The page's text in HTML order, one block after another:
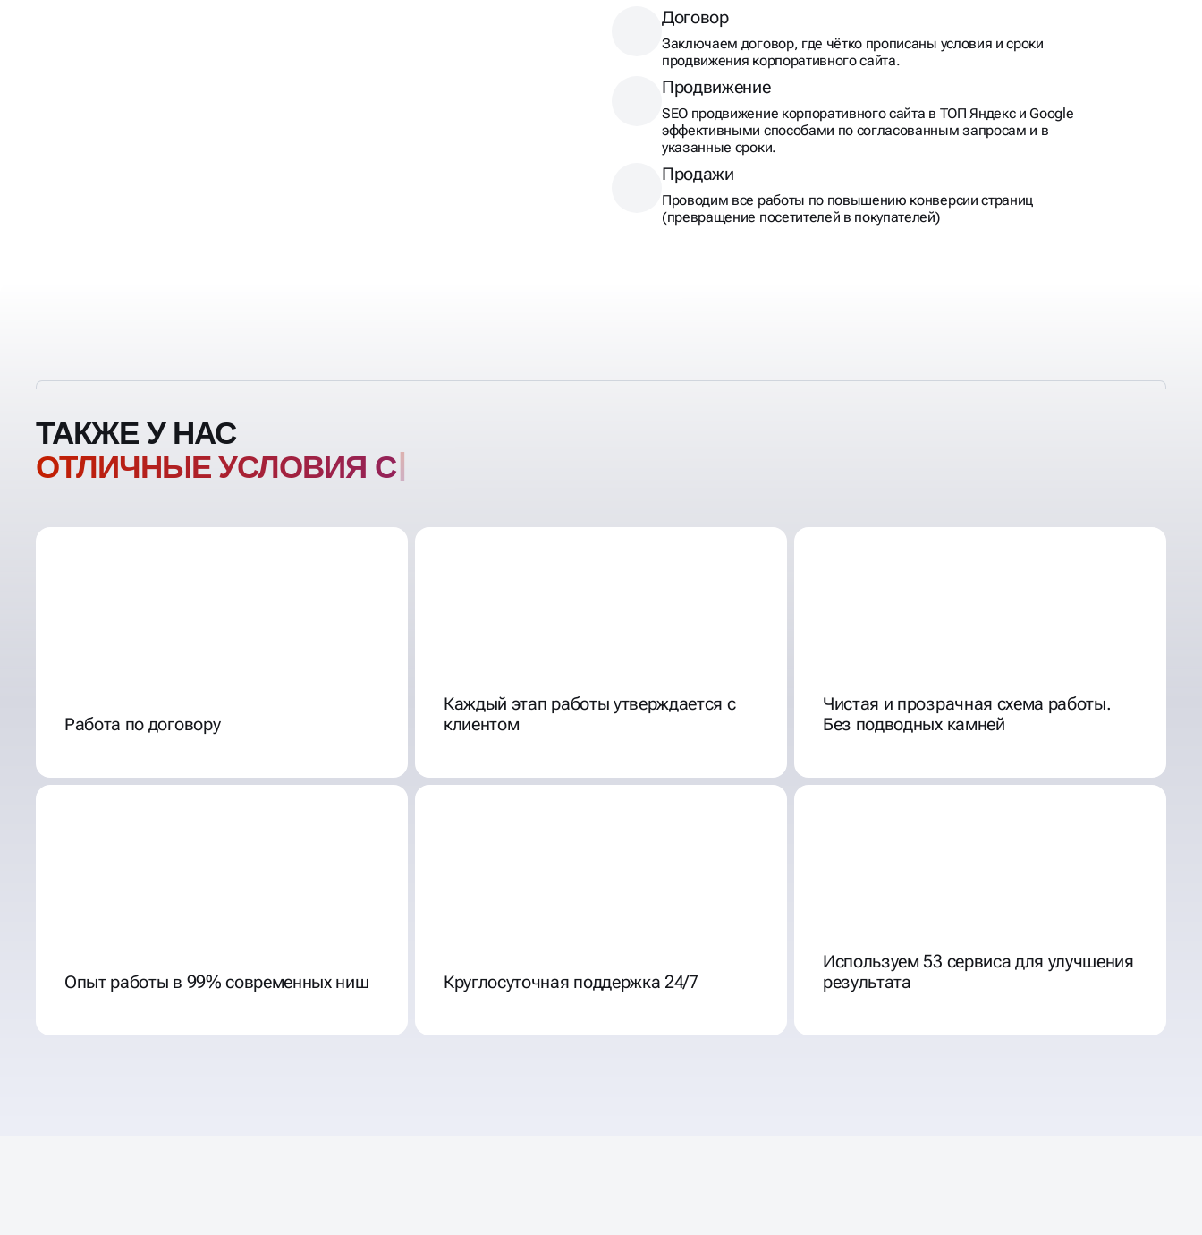
Договор
Заключаем договор, где чётко прописаны условия и сроки
продвижения корпоративного сайта.
Продвижение
SEO продвижение корпоративного сайта в ТОП Яндекс и Google
эффективными способами по согласованным запросам и в
указанные сроки.
Продажи
Проводим все работы по повышению конверсии страниц
(превращение посетителей в покупателей)
ТАКЖЕ У НАС
ОТЛИЧНЫЕ УСЛОВИЯ
Каждый этап работы утверждается с
Чистая и прозрачная схема работы.
Используем 53 сервиса для улучшения